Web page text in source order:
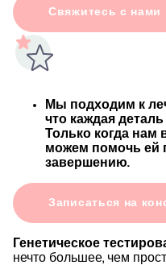
Свяжитесь с нами
Мы подходим к
что каждая
Только когда
можем помочь ей
завершению.
Записаться на
Генетическое
нечто большее, чем